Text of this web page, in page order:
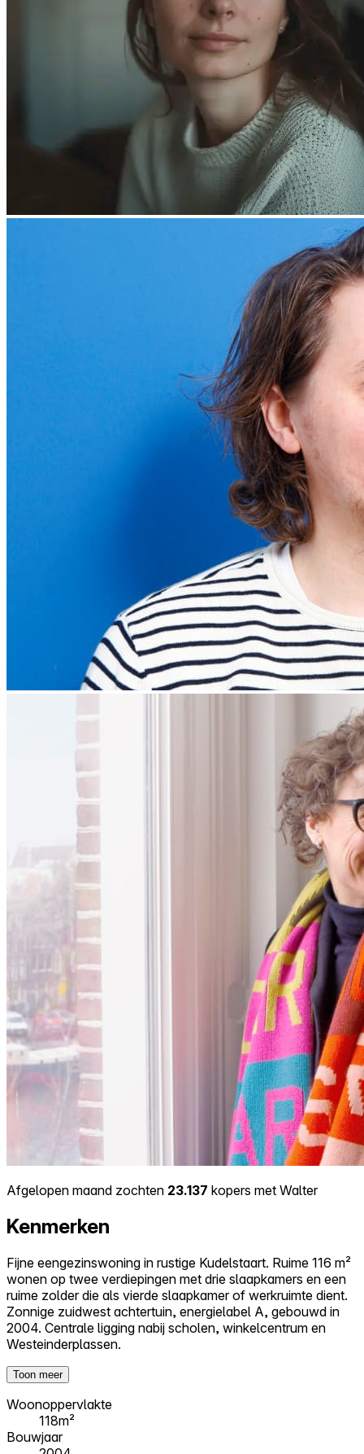
Afgelopen maand zochten 23.137 kopers met Walter
Kenmerken
Fijne eengezinswoning in rustige Kudelstaart. Ruime 116 m²
wonen op twee verdiepingen met drie slaapkamers en een
ruime zolder die als vierde slaapkamer of werkruimte dient.
Zonnige zuidwest achtertuin, energielabel A, gebouwd in
2004. Centrale ligging nabij scholen, winkelcentrum en
Westeinderplassen.
Toon meer
Woonoppervlakte
118m²
Bouwjaar